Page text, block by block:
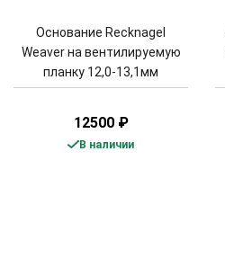
Основание Recknagel
Weaver на вентилируемую
планку 12,0-13,1мм
12500 ₽
В наличии